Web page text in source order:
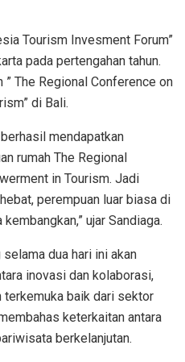
Tourism Invesment Forum”
pada pertengahan tahun.
” The Regional Conference on
di Bali.
mendapatkan
rumah The Regional
in Tourism. Jadi
perempuan luar biasa di
ujar Sandiaga.
dua hari ini akan
inovasi dan kolaborasi,
baik dari sektor
keterkaitan antara
berkelanjutan.